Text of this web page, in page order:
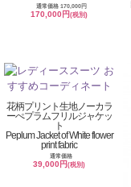
通常価格 170,000円
170,000円(税別)
花柄プリント生地ノーカラ
ーぺプラムフリルジャケッ
ト
Peplum Jacket of White flower
print fabric
通常価格
39,000円(税別)